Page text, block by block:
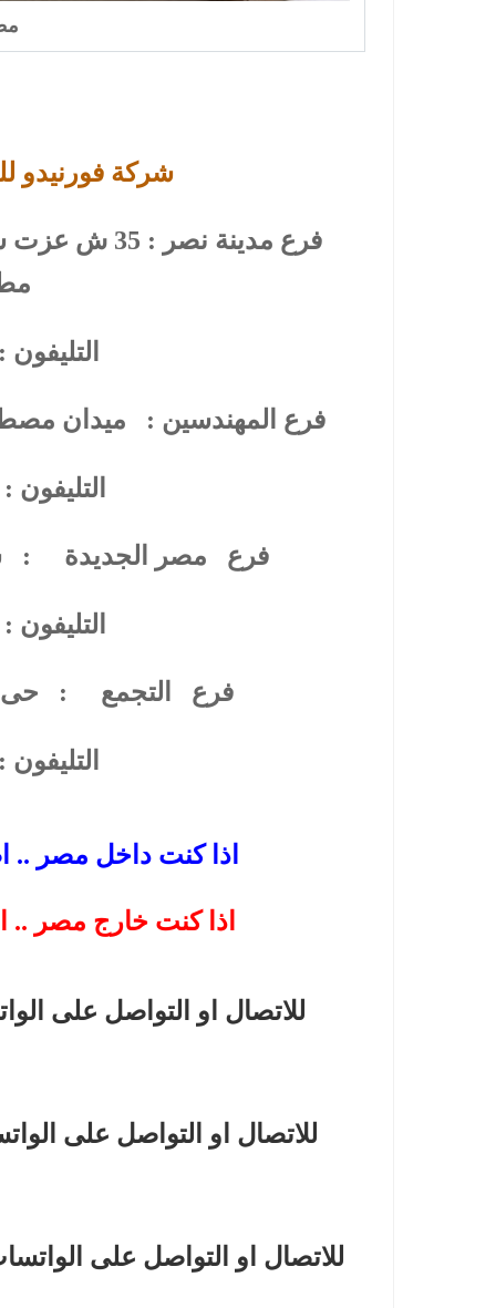
شركة فورنيدو
فرع مدينة
فرع المهندسين : ميدان
التليفون
فرع مصر الجديدة :
التليفون
فرع التجمع : حى
اذا كنت داخل مصر ..
اذا كنت خارج مصر ..
للاتصال او التواصل على
للاتصال او التواصل على
للاتصال او التواصل على